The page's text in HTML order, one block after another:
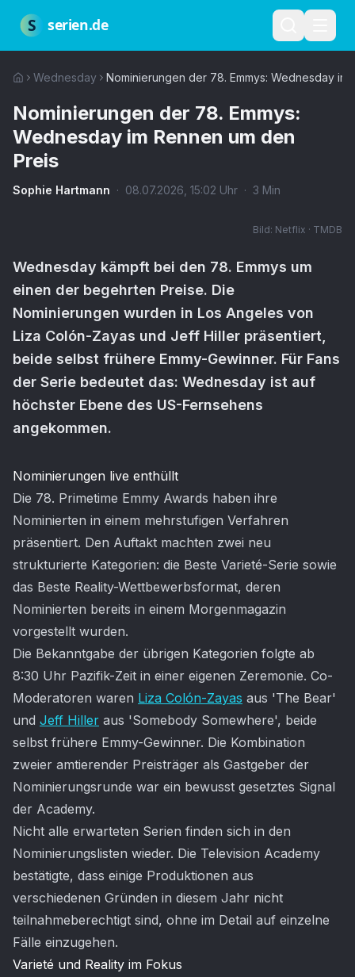
S serien.de
Wednesday Nominierungen der 78. Emmys: Wednesday im
Nominierungen der 78. Emmys:
Wednesday im Rennen um den
Preis
Sophie Hartmann · 08.07.2026 15:02 Uhr · 3 Min
Bild: Netflix · TMDB
Wednesday kämpft bei den 78. Emmys um
einen der begehrten Preise. Die
Nominierungen wurden in Los Angeles von
Liza Colón-Zayas und Jeff Hiller präsentiert,
beide selbst frühere Emmy-Gewinner. Für Fans
der Serie bedeutet das: Wednesday ist auf
höchster Ebene des US-Fernsehens
angekommen.
Artikel-Inhalt
Nominierungen live enthüllt
Die 78. Primetime Emmy Awards haben ihre
Nominierten in einem mehrstufigen Verfahren
präsentiert. Den Auftakt machten zwei neu
strukturierte Kategorien: die Beste Varieté-Serie sowie
das Beste Reality-Wettbewerbsformat, deren
Nominierten bereits in einem Morgenmagazin
vorgestellt wurden.
Die Bekanntgabe der übrigen Kategorien folgte ab
8:30 Uhr Pazifik-Zeit in einer eigenen Zeremonie. Co-
Moderatoren waren Liza Colón-Zayas aus 'The Bear'
und Jeff Hiller aus 'Somebody Somewhere', beide
selbst frühere Emmy-Gewinner. Die Kombination
zweier amtierender Preisträger als Gastgeber der
Nominierungsrunde war ein bewusst gesetztes Signal
der Academy.
Nicht alle erwarteten Serien finden sich in den
Nominierungslisten wieder. Die Television Academy
bestätigte, dass einige Produktionen aus
verschiedenen Gründen in diesem Jahr nicht
teilnahmeberechtigt sind, ohne im Detail auf einzelne
Fälle einzugehen.
Varieté und Reality im Fokus
Nutzungsbedingungen